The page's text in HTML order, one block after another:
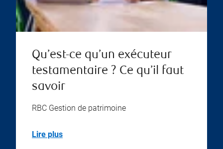
Qu’est-ce qu’un exécuteur
testamentaire ? Ce qu’il faut
savoir
RBC Gestion de patrimoine
Lire plus